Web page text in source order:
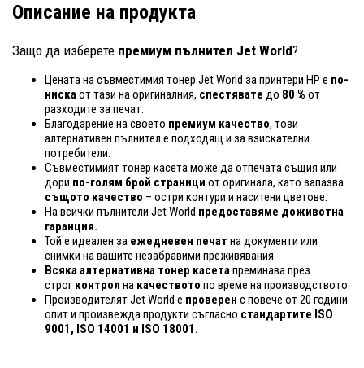
Описание на продукта
Защо да изберете премиум пълнител Jet World?
Цената на съвместимия тонер Jet World за принтери HP е по-
нискаот тази на оригиналния, спестявате до 80 % от
разходите за печат.
Благодарение на своето премиум качество, този
алтернативен пълнител е подходящ и за взискателни
потребители.
Съвместимият тонер касета може да отпечата същия или
дори по-голям брой страници от оригинала, като запазва
същото качество – остри контури и наситени цветове.
На всички пълнители Jet World предоставяме доживотна
гаранция.
Той е идеален за ежедневен печат на документи или
снимки на вашите незабравими преживявания.
Всяка алтернативна тонер касетапреминава през
строг контрол на качеството по време на производството.
Производителят Jet World е проверен с повече от 20 години
опит и произвежда продукти съгласно стандартите ISO
9001, ISO 14001 и ISO 18001.